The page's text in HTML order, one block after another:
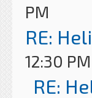
PM
RE:
12:30 PM
RE: